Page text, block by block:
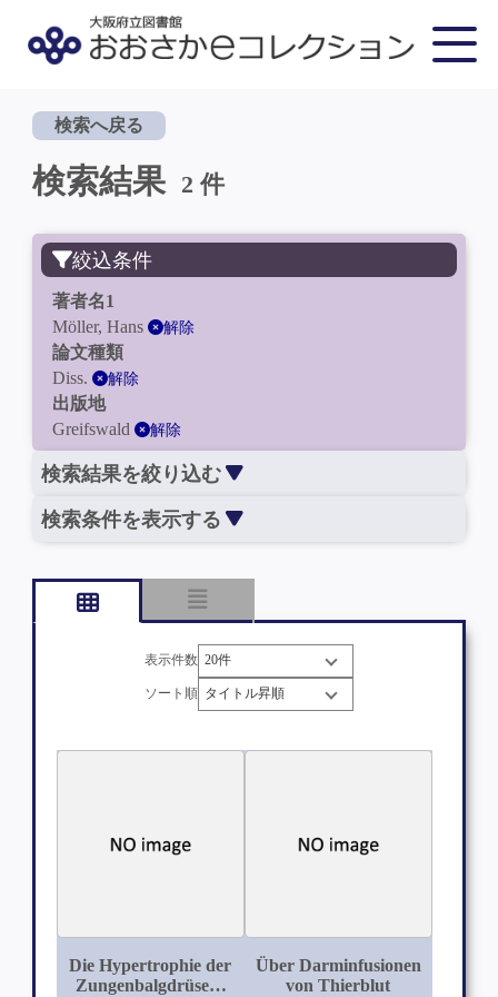
検索へ戻る
検索結果 2 件
絞込条件
著者名1
Möller, Hans
解除
論文種類
Diss.
解除
出版地
Greifswald
解除
検索結果を絞り込む
検索条件を表示する
表示件数
ソート順
Die Hypertrophie der
Zungenbalgdrüsen:
Über Darminfusionen
von Thierblut